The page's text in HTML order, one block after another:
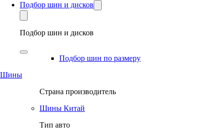
Подбор шин и дисков
Подбор шин и дисков
Подбор шин по размеру
Шины
Страна производитель
Шины Китай
Тип авто